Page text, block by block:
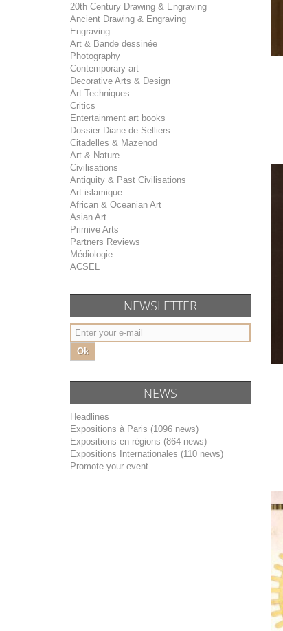
20th Century Drawing & Engraving
Ancient Drawing & Engraving
Engraving
Art & Bande dessinée
Photography
Contemporary art
Decorative Arts & Design
Art Techniques
Critics
Entertainment art books
Dossier Diane de Selliers
Citadelles & Mazenod
Art & Nature
Civilisations
Antiquity & Past Civilisations
Art islamique
African & Oceanian Art
Asian Art
Primive Arts
Partners Reviews
Médiologie
ACSEL
NEWSLETTER
Ok
NEWS
Headlines
Expositions à Paris (1096 news)
Expositions en régions (864 news)
Expositions Internationales (110 news)
Promote your event